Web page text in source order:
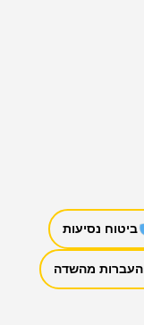
ביטוח נסיעות
העברות מהשדה